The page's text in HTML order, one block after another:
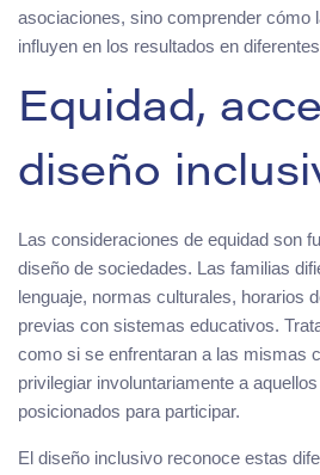
asociaciones, sino comprender cómo
influyen en los resultados en
Equidad,
diseño
Las consideraciones de equidad son
diseño de sociedades. Las familias
lenguaje, normas culturales, horarios
previas con sistemas educativos.
como si se enfrentaran a las mismas
privilegiar involuntariamente a
posicionados para participar.
El diseño inclusivo reconoce estas